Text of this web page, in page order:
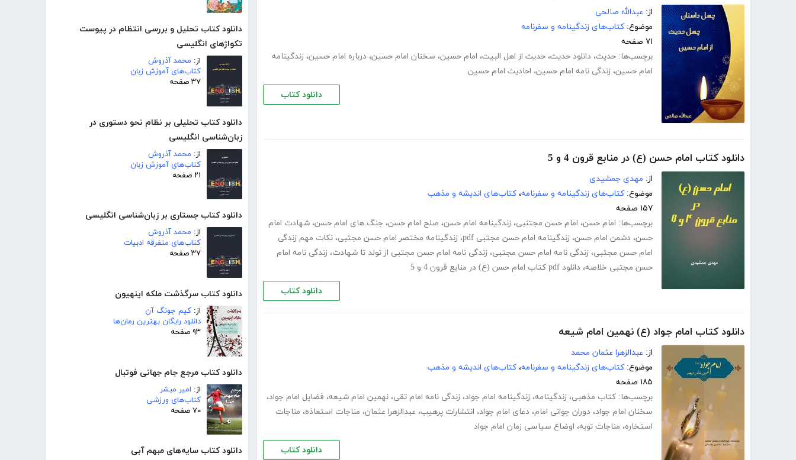
دانلود کتاب تحلیل و بررسی انتظام در پیوست
تکواژهای انگلیسی
از: محمد آذروش
کتاب‌های آموزش زبان
۳۷ صفحه
دانلود کتاب تحلیلی بر نظام نحو دستوری در
زبان‌شناسی انگلیسی
از: محمد آذروش
کتاب‌های آموزش زبان
۲۱ صفحه
دانلود کتاب جستاری بر زبان‌شناسی انگلیسی
از: محمد آذروش
کتاب‌های متفرقه ادبیات
۳۷ صفحه
دانلود کتاب سرگذشت ملکه اینهیون
از: کیم جونگ آن
دانلود رایگان بهترین رمان‌ها
۹۳ صفحه
دانلود کتاب مرجع جام جهانی فوتبال
از: امیر مبشر
کتاب‌های ورزشی
۷۰ صفحه
دانلود کتاب سایه‌های مبهم آبی
از: عبدالله صالحی
موضوع: کتاب‌های زندگینامه و سفرنامه
۷۱ صفحه
برچسب‌ها: حدیث، دانلود حدیث، حدیث از اهل البیت، امام حسین، سخنان امام حسین، درباره امام حسین، زندگینامه
امام حسین، زندگی نامه امام حسین، احادیث امام حسین
دانلود کتاب
دانلود کتاب امام حسن (ع) در منابع قرون 4 و 5
از: مهدی جمشیدی
موضوع: کتاب‌های زندگینامه و سفرنامه، کتاب‌های اندیشه و مذهب
۱۵۷ صفحه
برچسب‌ها: امام حسن، امام حسن مجتنبی، زندگینامه امام حسن، صلح امام حسن، جنگ های امام حسن، شهادت امام
حسن، دشمن امام حسن، زندگینامه امام حسن مجتبی pdf ، زندگینامه مختصر امام حسن مجتبی، نکات مهم زندگی
امام حسن مجتبی، زندگی نامه امام حسن مجتبی، زندگی نامه امام حسن مجتبی از تولد تا شهادت، زندگی نامه امام
حسن مجتبی خلاصه، دانلود pdf کتاب امام حسن (ع) در منابع قرون 4 و 5
دانلود کتاب
دانلود کتاب امام جواد (ع) نهمین امام شیعه
از: عبدالزهرا عثمان محمد
موضوع: کتاب‌های زندگینامه و سفرنامه، کتاب‌های اندیشه و مذهب
۱۸۵ صفحه
برچسب‌ها: کتاب مذهبی، زندگینامه، زندگینامه امام جواد، زندگی نامه امام تقی، نهمین امام شیعه، فضایل امام جواد،
سخنان امام جواد، دوران جوانی امام، دعای امام جواد، انتشارات پرهیب، عبدالزهرا عثمان، مناجات استعاذه، مناجات
استخاره، مناجات توبه، اوضاع سیاسی زمان امام جواد
دانلود کتاب